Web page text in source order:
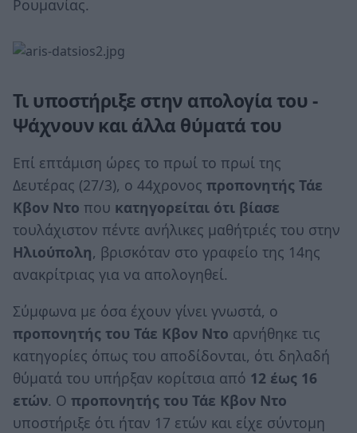
Ρουμανίας.
Τι υποστήριξε στην απολογία του -
Ψάχνουν και άλλα θύματά του
Επί επτάμιση ώρες το πρωί το πρωί της
Δευτέρας (27/3), ο 44χρονος προπονητής Τάε
Κβον Ντο που κατηγορείται ότι βίασε
τουλάχιστον πέντε ανήλικες μαθήτριές του στην
Ηλιούπολη, βρισκόταν στο γραφείο της 14ης
ανακρίτριας για να απολογηθεί.
Σύμφωνα με όσα έχουν γίνει γνωστά, ο
προπονητής του Τάε Κβον Ντο αρνήθηκε τις
κατηγορίες όπως του αποδίδονται, ότι δηλαδή
θύματά του υπήρξαν κορίτσια από 12 έως 16
ετών. Ο προπονητής του Τάε Κβον Ντο
υποστήριξε ότι ήταν 17 ετών και είχε σύντομη